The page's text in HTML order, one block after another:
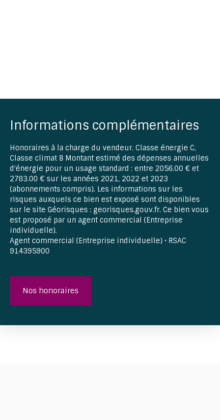
Informations complémentaires
Honoraires à la charge du vendeur. Classe énergie C,
Classe climat B Montant estimé des dépenses annuelles
d'énergie pour un usage standard : entre 2056.00 € et
2783.00 € sur les années 2021, 2022 et 2023
(abonnements compris). Les informations sur les
risques auxquels ce bien est exposé sont disponibles
sur le site Géorisques : georisques.gouv.fr. Ce bien vous
est proposé par un agent commercial (Entreprise
individuelle).
Agent commercial (Entreprise individuelle) • RSAC
914395900
Nos honoraires